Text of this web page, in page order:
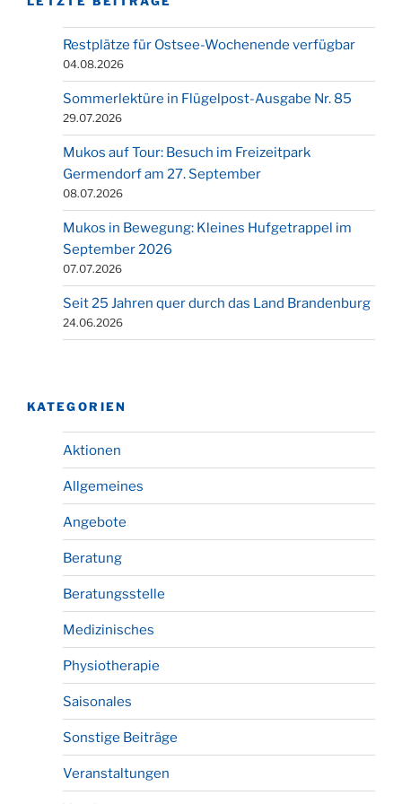
Restplätze für Ostsee-Wochenende verfügbar
04.08.2026
Sommerlektüre in Flügelpost-Ausgabe Nr. 85
29.07.2026
Mukos auf Tour: Besuch im Freizeitpark
Germendorf am 27. September
08.07.2026
Mukos in Bewegung: Kleines Hufgetrappel im
September 2026
07.07.2026
Seit 25 Jahren quer durch das Land Brandenburg
24.06.2026
KATEGORIEN
Aktionen
Allgemeines
Angebote
Beratung
Beratungsstelle
Medizinisches
Physiotherapie
Saisonales
Sonstige Beiträge
Veranstaltungen